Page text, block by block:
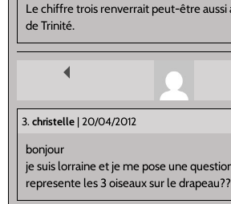
Le chiffre trois renverrait peut-être aussi
de Trinité.
3. christelle | 20/04/2012
bonjour
je suis lorraine et je me pose une
represente les 3 oiseaux sur le